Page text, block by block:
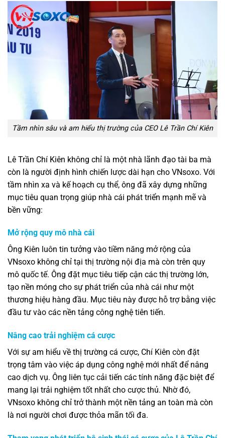
Tầm nhìn sâu và am hiểu thị trường của CEO Lê Trần Chí Kiên
Lê Trần Chí Kiên không chỉ là một nhà lãnh đạo tài ba mà
còn là người định hình chiến lược dài hạn cho VNsoxo. Với
tầm nhìn xa và kế hoạch cụ thể, ông đã xây dựng những
mục tiêu quan trọng giúp nhà cái phát triển mạnh mẽ và
bền vững:
Mở rộng quy mô nhà cái
Ông Kiên luôn tin tưởng vào tiềm năng mở rộng của
VNsoxo không chỉ tại thị trường nội địa mà còn trên quy
mô quốc tế. Ông đặt mục tiêu tiếp cận các thị trường lớn,
tạo nền móng cho sự phát triển của nhà cái như một
thương hiệu hàng đầu. Mục tiêu này được hỗ trợ bằng việc
đầu tư vào các nền tảng công nghệ tiên tiến.
Nâng cao trải nghiệm cá cược
Với sự am hiểu về thị trường cá cược, Chí Kiên còn đặt
trọng tâm vào việc áp dụng công nghệ mới nhất để nâng
cao dịch vụ. Ông liên tục cải tiến các tính năng đặc biệt để
mang lại trải nghiệm tốt nhất cho cược thủ. Nhờ đó,
VNsoxo không chỉ trở thành một nền tảng an toàn mà còn
là nơi người chơi được thỏa mãn tối đa.